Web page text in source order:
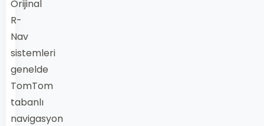
Orijinal
R-
Nav
sistemleri
genelde
TomTom
tabanlı
navigasyon